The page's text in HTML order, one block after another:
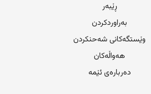
ڕێبەر
بەراوردکردن
وێستگەکانی شەحنکردن
هەواڵەکان
دەربارەی ئێمە